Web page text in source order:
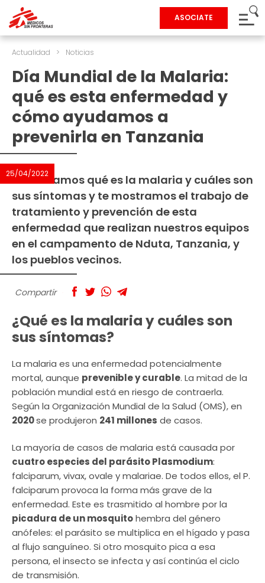
ASOCIATE
Actualidad > Noticias
Día Mundial de la Malaria:
qué es esta enfermedad y
cómo ayudamos a
prevenirla en Tanzania
25/04/2022
Te contamos qué es la malaria y cuáles son
sus síntomas y te mostramos el trabajo de
tratamiento y prevención de esta
enfermedad que realizan nuestros equipos
en el campamento de Nduta, Tanzania, y
los pueblos vecinos.
Compartir
¿Qué es la malaria y cuáles son
sus síntomas?
La malaria es una enfermedad potencialmente
mortal, aunque prevenible y curable. La mitad de la
población mundial está en riesgo de contraerla.
Según la Organización Mundial de la Salud (OMS), en
2020se produjeron 241 millones de casos.
La mayoría de casos de malaria está causada por
cuatro especies del parásito Plasmodium:
falciparum, vivax, ovale y malariae. De todos ellos, el P.
falciparum provoca la forma más grave de la
enfermedad. Este es trasmitido al hombre por la
picadura de un mosquitohembra del género
anófeles: el parásito se multiplica en el hígado y pasa
al flujo sanguíneo. Si otro mosquito pica a esa
persona, el insecto se infecta y así continúa el ciclo
de transmisión.